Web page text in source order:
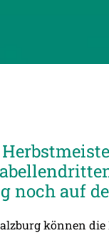
noch auf
können